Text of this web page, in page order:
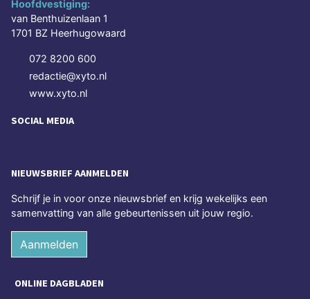
Hoofdvestiging:
van Benthuizenlaan 1
1701 BZ Heerhugowaard
072 8200 600
redactie@xyto.nl
www.xyto.nl
SOCIAL MEDIA
NIEUWSBRIEF AANMELDEN
Schrijf je in voor onze nieuwsbrief en krijg wekelijks een
samenvatting van alle gebeurtenissen uit jouw regio.
Aanmelden
ONLINE DAGBLADEN